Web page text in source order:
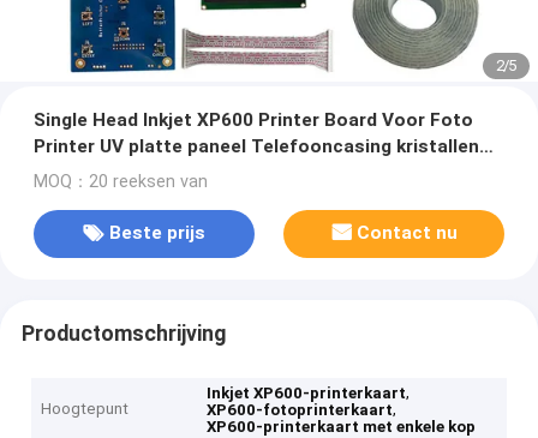
2/5
Single Head Inkjet XP600 Printer Board Voor Foto
Printer UV platte paneel Telefooncasing kristallen
label printer
MOQ：20 reeksen van
Beste prijs Contact nu
Productomschrijving
Hoogtepunt
Inkjet XP600-printerkaart,
XP600-fotoprinterkaart,
XP600-printerkaart met enkele kop